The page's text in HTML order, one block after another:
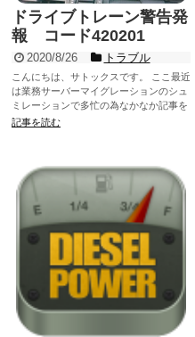
ドライブトレーン警告発
報 コード420201
2020/8/26 トラブル
こんにちは、サトックスです。 ここ最近
は業務サーバーマイグレーションのシュ
ミレーションで多忙の為なかなか記事を
書く時間が無くなっており...
記事を読む